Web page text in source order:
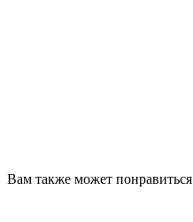
Вам также может понравиться